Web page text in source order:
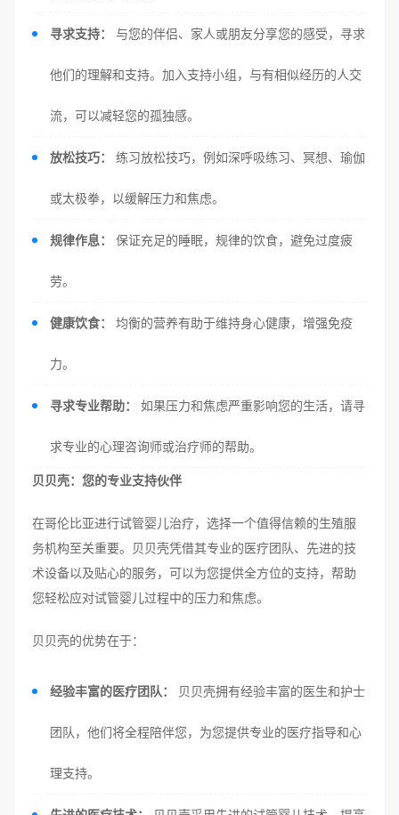
寻求支持： 与您的伴侣、家人或朋友分享您的感受，寻求
他们的理解和支持。加入支持小组，与有相似经历的人交
流，可以减轻您的孤独感。
放松技巧： 练习放松技巧，例如深呼吸练习、冥想、瑜伽
或太极拳，以缓解压力和焦虑。
规律作息： 保证充足的睡眠，规律的饮食，避免过度疲
劳。
健康饮食： 均衡的营养有助于维持身心健康，增强免疫
力。
寻求专业帮助： 如果压力和焦虑严重影响您的生活，请寻
求专业的心理咨询师或治疗师的帮助。
贝贝壳：您的专业支持伙伴
在哥伦比亚进行试管婴儿治疗，选择一个值得信赖的生殖服
务机构至关重要。贝贝壳凭借其专业的医疗团队、先进的技
术设备以及贴心的服务，可以为您提供全方位的支持，帮助
您轻松应对试管婴儿过程中的压力和焦虑。
贝贝壳的优势在于：
经验丰富的医疗团队： 贝贝壳拥有经验丰富的医生和护士
团队，他们将全程陪伴您，为您提供专业的医疗指导和心
理支持。